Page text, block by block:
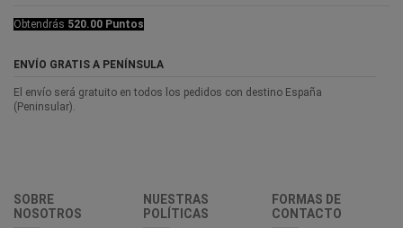
Obtendrás 520.00 Puntos
ENVÍO GRATIS A PENÍNSULA
El envío será gratuito en todos los pedidos con destino España
(Peninsular).
SOBRE
NOSOTROS
NUESTRAS
POLÍTICAS
FORMAS DE
CONTACTO